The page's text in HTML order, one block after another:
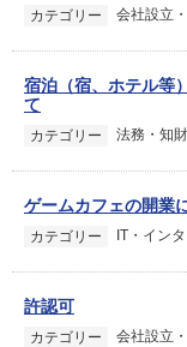
カテゴリー 会社設立
宿泊（宿、ホテル等
て
カテゴリー 法務・知
ゲームカフェの開業
カテゴリー IT・イン
許認可
カテゴリー 会社設立